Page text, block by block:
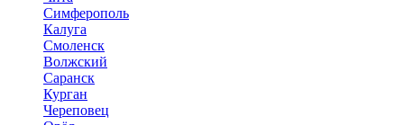
Симферополь
Калуга
Смоленск
Волжский
Саранск
Курган
Череповец